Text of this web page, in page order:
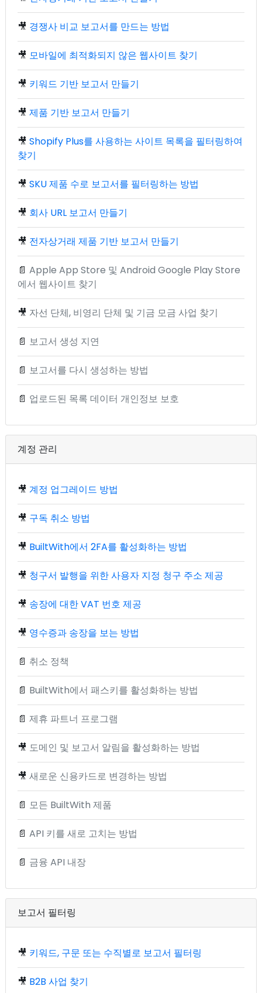
🎥 경쟁사 비교 보고서를 만드는 방법
🎥 모바일에 최적화되지 않은 웹사이트 찾기
🎥 키워드 기반 보고서 만들기
🎥 제품 기반 보고서 만들기
🎥 Shopify Plus를 사용하는 사이트 목록을 필터링하여
찾기
🎥 SKU 제품 수로 보고서를 필터링하는 방법
🎥 회사 URL 보고서 만들기
🎥 전자상거래 제품 기반 보고서 만들기
📄 Apple App Store 및 Android Google Play Store
에서 웹사이트 찾기
🎥 자선 단체, 비영리 단체 및 기금 모금 사업 찾기
📄 보고서 생성 지연
📄 보고서를 다시 생성하는 방법
📄 업로드된 목록 데이터 개인정보 보호
계정 관리
🎥 계정 업그레이드 방법
🎥 구독 취소 방법
🎥 BuiltWith에서 2FA를 활성화하는 방법
🎥 청구서 발행을 위한 사용자 지정 청구 주소 제공
🎥 송장에 대한 VAT 번호 제공
🎥 영수증과 송장을 보는 방법
📄 취소 정책
📄 BuiltWith에서 패스키를 활성화하는 방법
📄 제휴 파트너 프로그램
🎥 도메인 및 보고서 알림을 활성화하는 방법
🎥 새로운 신용카드로 변경하는 방법
📄 모든 BuiltWith 제품
📄 API 키를 새로 고치는 방법
📄 금융 API 내장
보고서 필터링
🎥 키워드, 구문 또는 수직별로 보고서 필터링
🎥 B2B 사업 찾기